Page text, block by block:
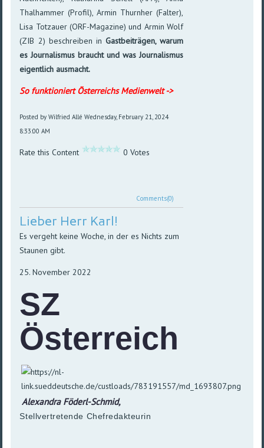
Thal­hammer (Profil), Armin Thurnher (Falter),
Lisa Totzauer (ORF-Maga­zine) und Armin Wolf
(ZIB 2) be­schrei­ben in Gast­bei­trägen,warum
es Jour­na­lis­mus braucht und was Jour­na­lis­mus
eigent­lich ausmacht.
So funktioniert Österreichs Medienwelt ->
Posted by Wilfried Allé Wednesday, February 21, 2024
8:33:00 AM
Rate this Content 0 Votes
Comments(0)
Lieber Herr Karl!
Es vergeht keine Woche, in der es Nichts zum
Staunen gibt.
25. November 2022
SZ
Österreich
Alexandra Föderl-Schmid,
Stellvertretende Chefredakteurin